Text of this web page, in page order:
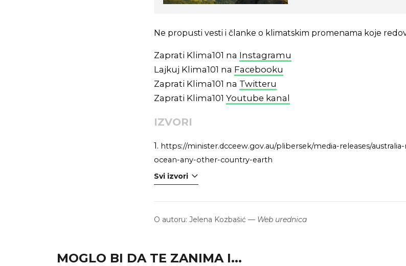
Ne propusti vesti i članke o klimatskim promenama koje
Zaprati Klima101 na Instagramu
Lajkuj Klima101 na Facebooku
Zaprati Klima101 na Twitteru
Zaprati Klima101 Youtube kanal
IZVORI
1. https://minister.dcceew.gov.au/plibersek/media-releases/
ocean-any-other-country-earth
Svi izvori
O autoru: Jelena Kozbašić — Web urednica
MOGLO BI DA TE ZANIMA I...